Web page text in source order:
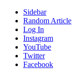
Sidebar
Random Article
Log In
Instagram
YouTube
Twitter
Facebook